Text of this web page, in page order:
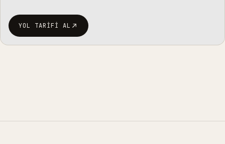
YOL TARIFI AL